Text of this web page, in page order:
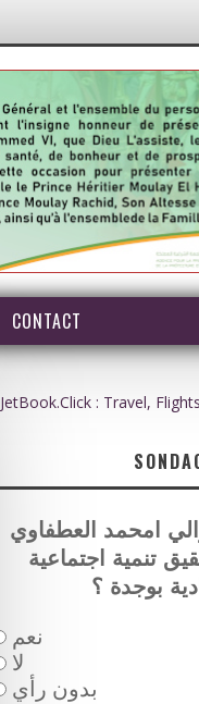
CONTACT
JetBook.Click : Travel,
امحمد العطفاوي
تنمية اجتماعية
بوجدة ؟
نعم
لا
بدون رأي